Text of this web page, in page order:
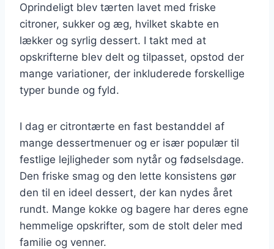
Oprindeligt blev tærten lavet med friske
citroner, sukker og æg, hvilket skabte en
lækker og syrlig dessert. I takt med at
opskrifterne blev delt og tilpasset, opstod der
mange variationer, der inkluderede forskellige
typer bunde og fyld.
I dag er citrontærte en fast bestanddel af
mange dessertmenuer og er især populær til
festlige lejligheder som nytår og fødselsdage.
Den friske smag og den lette konsistens gør
den til en ideel dessert, der kan nydes året
rundt. Mange kokke og bagere har deres egne
hemmelige opskrifter, som de stolt deler med
familie og venner.